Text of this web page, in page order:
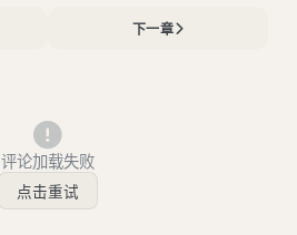
下一章
评论加载失败
点击重试